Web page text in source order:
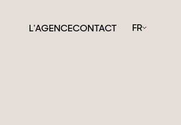
L'AGENCECONTACT FR